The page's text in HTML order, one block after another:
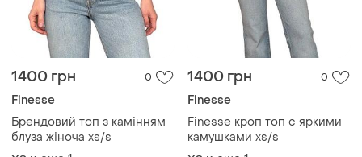
1400 грн 0
Finesse
Брендовий топ з камінням
блуза жіноча xs/s
1400 грн 0
Finesse
Finesse кроп топ с яркими
камушками xs/s